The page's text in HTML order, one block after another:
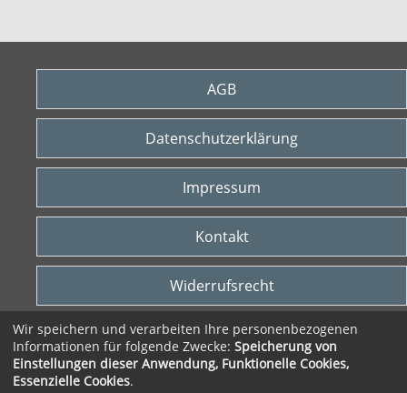
AGB
Datenschutzerklärung
Impressum
Kontakt
Widerrufsrecht
Vertrag widerrufen
© 2026 VHS Heidekreis gGmbH
Wir speichern und verarbeiten Ihre personenbezogenen
Informationen für folgende Zwecke: Speicherung von
Einstellungen dieser Anwendung, Funktionelle Cookies,
Essenzielle Cookies.